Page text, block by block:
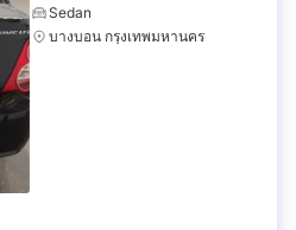
Sedan
บางบอน กรุงเทพมหานคร